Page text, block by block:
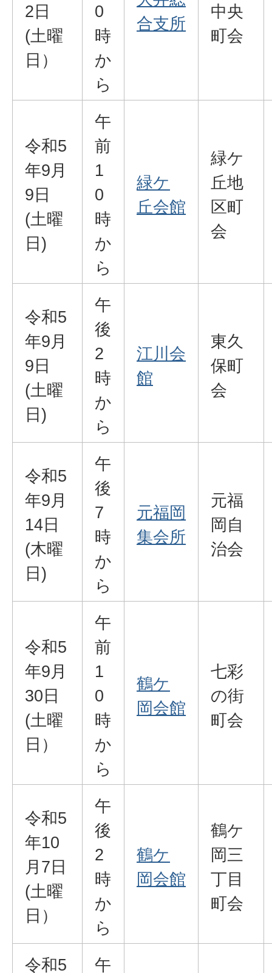
2日
(土曜
日）
0
時
か
ら
合支所
中央
町会
令和5
年9月
9日
(土曜
日)
午
前
1
0
時
か
ら
緑ケ
丘会館
緑ケ
丘地
区町
会
令和5
年9月
9日
(土曜
日)
午
後
2
時
か
ら
江川会
館
東久
保町
会
令和5
年9月
14日
(木曜
日)
午
後
7
時
か
ら
元福岡
集会所
元福
岡自
治会
令和5
年9月
30日
(土曜
日）
午
前
1
0
時
か
ら
鶴ケ
岡会館
七彩
の街
町会
令和5
年10
月7日
(土曜
日）
午
後
2
時
か
ら
鶴ケ
岡会館
鶴ケ
岡三
丁目
町会
令和5 午